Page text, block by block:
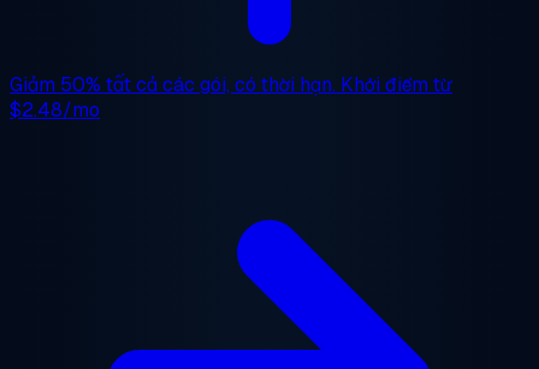
Giảm 50% tất cả các gói, có thời hạn. Khởi điểm từ
$2.48/mo